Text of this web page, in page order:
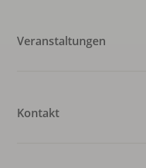
Veranstaltungen
Kontakt